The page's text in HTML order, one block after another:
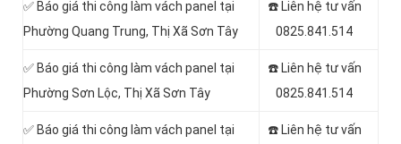
✅ Báo giá thi công làm vách panel tại
Phường Quang Trung, Thị Xã Sơn Tây
☎️ Liên hệ tư vấn
0825.841.514
✅ Báo giá thi công làm vách panel tại
Phường Sơn Lộc, Thị Xã Sơn Tây
☎️ Liên hệ tư vấn
0825.841.514
✅ Báo giá thi công làm vách panel tại
☎️ Liên hệ tư vấn